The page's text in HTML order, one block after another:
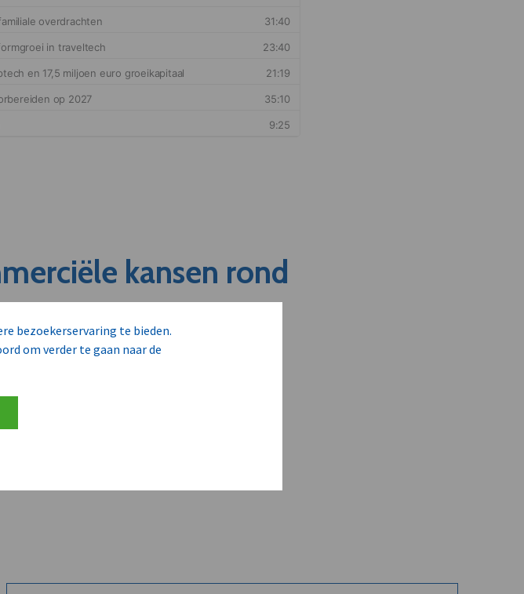
bezoekerservaring te bieden.
om verder te gaan naar de
kansen rond